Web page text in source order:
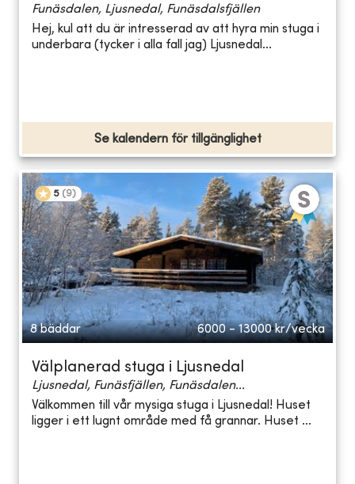
Funäsdalen, Ljusnedal, Funäsdalsfjällen
Hej, kul att du är intresserad av att hyra min stuga i
underbara (tycker i alla fall jag) Ljusnedal...
Se kalendern för tillgänglighet
5 (9)
8 bäddar 6000 - 13000 kr/vecka
Välplanerad stuga i Ljusnedal
Ljusnedal, Funäsfjällen, Funäsdalen...
Välkommen till vår mysiga stuga i Ljusnedal! Huset
ligger i ett lugnt område med få grannar. Huset ...